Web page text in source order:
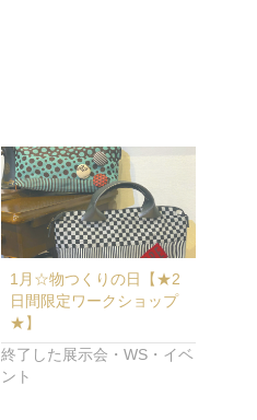
1月☆物つくりの日【★2
日間限定ワークショップ
★】
終了した展示会・WS・イベ
ント